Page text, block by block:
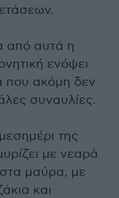
από αυτά η
ενόψει
που ακόμη δεν
συναυλίες.
της
με νεαρά
στα μαύρα, με
και